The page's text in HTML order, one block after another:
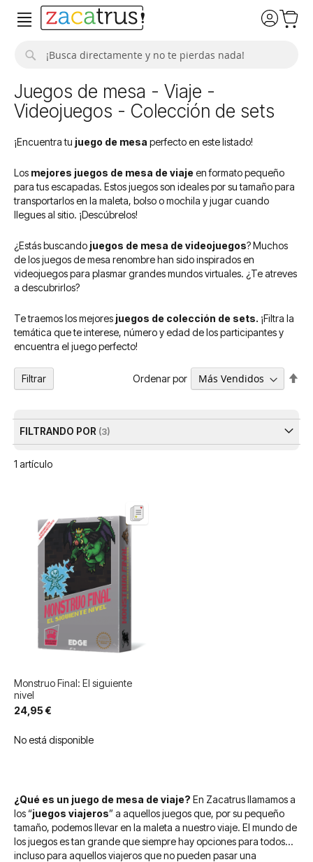
Juegos de mesa - Viaje -
Videojuegos - Colección de sets
¡Encuentra tu juego de mesa perfecto en este listado!
Los mejores juegos de mesa de viaje en formato pequeño
para tus escapadas. Estos juegos son ideales por su tamaño para
transportarlos en la maleta, bolso o mochila y jugar cuando
llegues al sitio. ¡Descúbrelos!
¿Estás buscando juegos de mesa de videojuegos? Muchos
de los juegos de mesa renombre han sido inspirados en
videojuegos para plasmar grandes mundos virtuales. ¿Te atreves
a descubrirlos?
Te traemos los mejores juegos de colección de sets. ¡Filtra la
temática que te interese, número y edad de los participantes y
encuentra el juego perfecto!
1 artículo
Ordenar por
Monstruo Final: El siguiente
nivel
24,95 €
No está disponible
¿Qué es un juego de mesa de viaje? En Zacatrus llamamos a
los “juegos viajeros” a aquellos juegos que, por su pequeño
tamaño, podemos llevar en la maleta a nuestro viaje. El mundo de
los juegos es tan grande que siempre hay opciones para todos…
incluso para aquellos viajeros que no pueden pasar una
Filtrar
FILTRANDO POR